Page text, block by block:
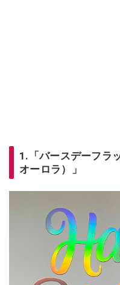
1.「バースデーフラ
オーロラ）」